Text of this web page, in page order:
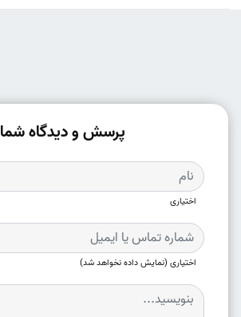
پرسش و دیدگاه شما
اختیاری
اختیاری (نمایش داده نخواهد شد)